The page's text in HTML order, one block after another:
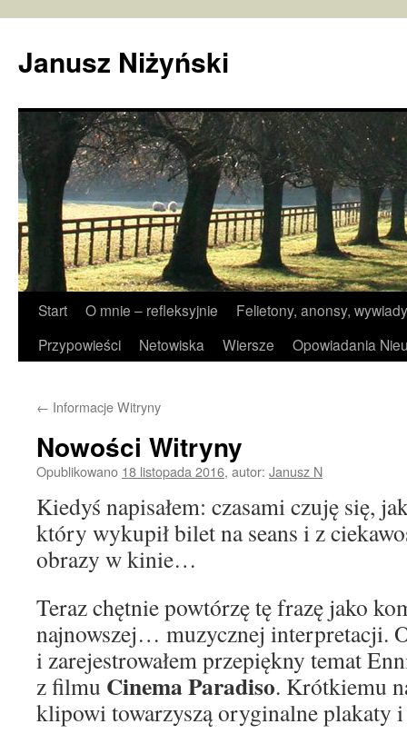
Janusz Niżyński
Przejdź
Start O mnie – refleksyjnie
Felietony, anonsy,
Przypowieści
Netowiska Wiersze Opowiadania
← Informacje Witryny
Nowości Witryny
Opublikowano 18 listopada 2016, autor: Janusz N
Kiedyś napisałem: czasami czuję się,
który wykupił bilet na seans i z
obrazy w kinie…
Teraz chętnie powtórzę tę frazę jako
najnowszej… muzycznej interpretacji.
i zarejestrowałem przepiękny temat
z filmu Cinema Paradiso. Krótkiemu
klipowi towarzyszą oryginalne plakaty